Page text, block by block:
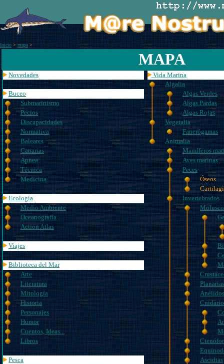
Inicio >mapa>
MAPA
Novedades
Vida Marina
Algalia
Buceo
Algas Verdes
Submarinismo
Algas Pardas
Pecios
Algas Rojas
Discapacidades
Vegetalia
Normativa
Fanerógamas
Baleares
Animalia
Canarias
Mamíferos
Apnea
Aves marinas
Técnica
Peces
Medicina
Óseos
Ecología
Invertebrados
Medio Ambiente
Oceanografía
Action Atlas
Viajes
Biblioteca del Mar
Arte
Literatura
Planarias
Mitología
Anélidos
Historia
Personajes
Humor
Cuentos, Ideas...
Libros
Pesca
Ascidias